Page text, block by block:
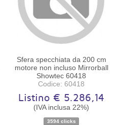
Disponibilità:Ordinabile
Sfera specchiata da 200 cm
motore non incluso Mirrorball
Showtec 60418
Codice: 60418
Listino € 5.286,14
(IVA inclusa 22%)
3594 clicks